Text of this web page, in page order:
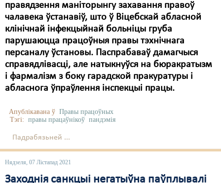
правядзення маніторынгу захавання правоў
чалавека ўстанавіў, што ў Віцебскай абласной
клінічнай інфекцыйнай больніцы груба
парушаюцца працоўныя правы тэхнічнага
персаналу ўстановы. Паспрабаваў дамагчыся
справядлівасці, але натыкнуўся на бюракратызм
і фармалізм з боку гарадской пракуратуры і
абласнога ўпраўлення інспекцыі працы.
Апублікавана ў Правы працоўных
Тэгі: правы працаўнікоў пандэмія
Падрабязьней ...
Нядзеля, 07 Лістапад 2021
Заходнія санкцыі негатыўна паўплывалі